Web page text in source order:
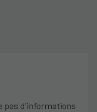
pas d'informations